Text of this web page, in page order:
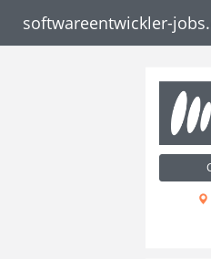
softwareentwickler-